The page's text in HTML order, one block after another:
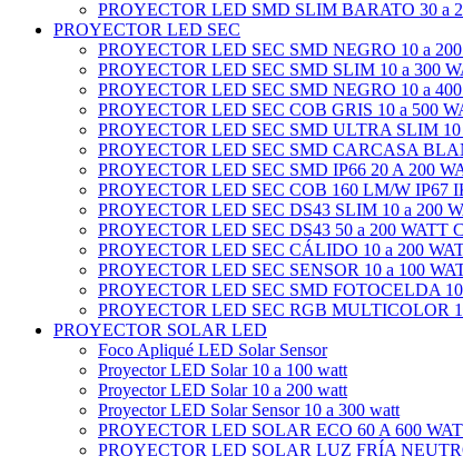
PROYECTOR LED SMD SLIM BARATO 30 a
PROYECTOR LED SEC
PROYECTOR LED SEC SMD NEGRO 10 a
PROYECTOR LED SEC SMD SLIM 10 a 300
PROYECTOR LED SEC SMD NEGRO 10 a
PROYECTOR LED SEC COB GRIS 10 a 500
PROYECTOR LED SEC SMD ULTRA SLIM
PROYECTOR LED SEC SMD CARCASA
PROYECTOR LED SEC SMD IP66 20 A 200
PROYECTOR LED SEC COB 160 LM/W IP67
PROYECTOR LED SEC DS43 SLIM 10 a 200
PROYECTOR LED SEC DS43 50 a 200 WATT
PROYECTOR LED SEC CÁLIDO 10 a 200
PROYECTOR LED SEC SENSOR 10 a 100
PROYECTOR LED SEC SMD FOTOCELDA
PROYECTOR LED SEC RGB MULTICOLOR
PROYECTOR SOLAR LED
Foco Apliqué LED Solar Sensor
Proyector LED Solar 10 a 100 watt
Proyector LED Solar 10 a 200 watt
Proyector LED Solar Sensor 10 a 300 watt
PROYECTOR LED SOLAR ECO 60 A 600
PROYECTOR LED SOLAR LUZ FRÍA